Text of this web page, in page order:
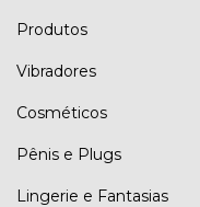
Produtos
Vibradores
Cosméticos
Pênis e Plugs
Lingerie e Fantasias